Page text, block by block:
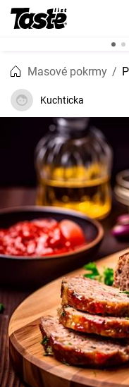
Masové pokrmy
Kuchticka